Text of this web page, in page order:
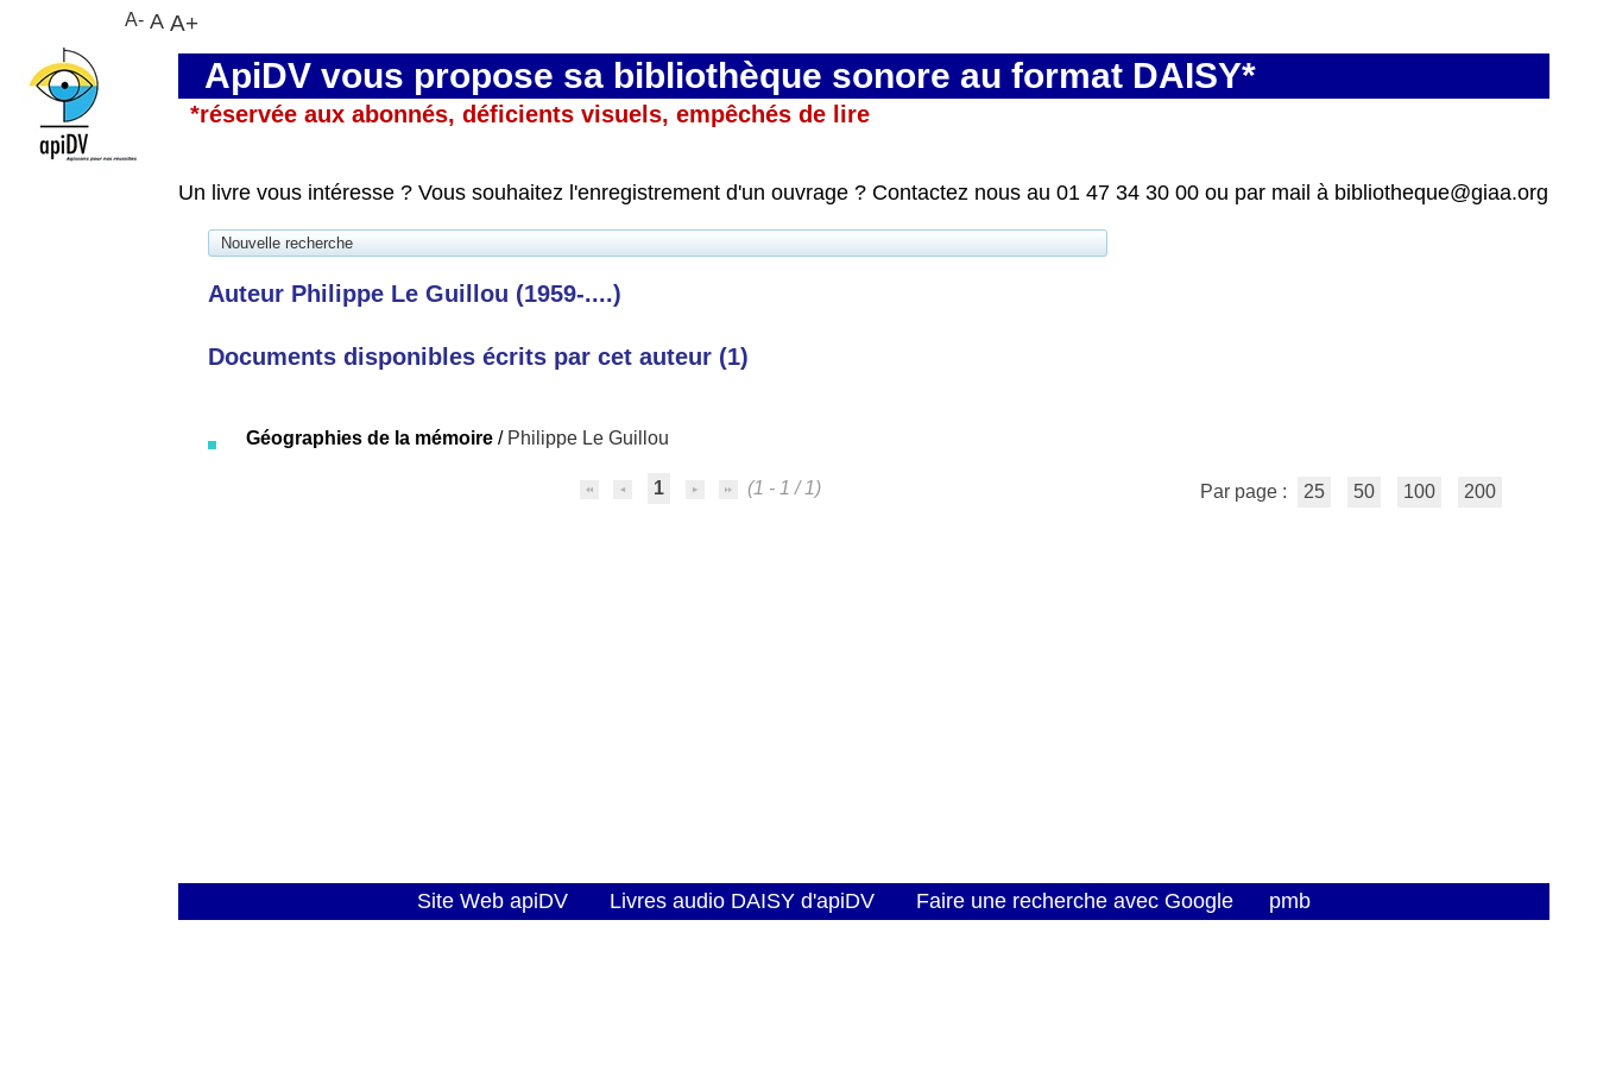
ApiDV vous propose sa bibliothèque sonore au format DAISY*
*réservée aux abonnés, déficients visuels, empêchés de lire
Un livre vous intéresse ? Vous souhaitez l'enregistrement d'un ouvrage ? Contactez nous au 01 47 34 30 00 ou par mail à bibliotheque@giaa.org
Nouvelle recherche
Auteur Philippe Le Guillou (1959-....)
Documents disponibles écrits par cet auteur (1)
Géographies de la mémoire / Philippe Le Guillou
1 (1 - 1 / 1) Par page : 25 50 100 200
Site Web apiDV Livres audio DAISY d'apiDV Faire une recherche avec Google pmb
A- A A+